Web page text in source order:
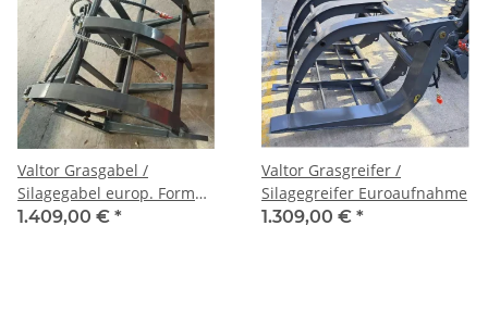
Valtor Grasgabel /
Silagegabel europ. Form
Euroaufnahme
1.409,00 € *
Valtor Grasgreifer /
Silagegreifer Euroaufnahme
1.309,00 € *